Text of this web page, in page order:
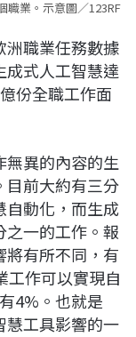
業。示意圖／123RF
洲職業任務數據
成式人工智慧達
份全職工作面
無異的內容的生
目前大約有三分
自動化，而生成
之一的工作。報
將有所不同，有
工作可以實現自
4%。也就是
慧工具影響的一